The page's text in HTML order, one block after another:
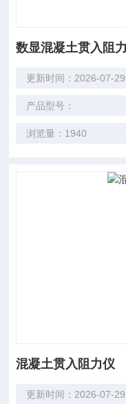
数显混凝土贯入阻
更新时间：2026-07-29
产品型号：
浏览量：1940
混凝土贯入阻力仪
更新时间：2026-07-29